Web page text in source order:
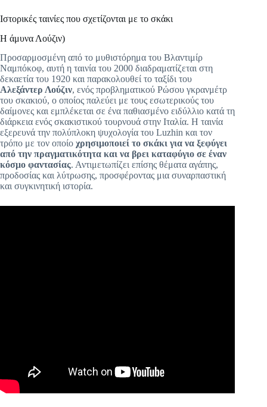
Ιστορικές ταινίες που σχετίζονται με το σκάκι
Η άμυνα Λούζιν)
Προσαρμοσμένη από το μυθιστόρημα του Βλαντιμίρ
Ναμπόκοφ, αυτή η ταινία του 2000 διαδραματίζεται στη
δεκαετία του 1920 και παρακολουθεί το ταξίδι του
Αλεξάντερ Λούζιν, ενός προβληματικού Ρώσου γκρανμέτρ
του σκακιού, ο οποίος παλεύει με τους εσωτερικούς του
δαίμονες και εμπλέκεται σε ένα παθιασμένο ειδύλλιο κατά τη
διάρκεια ενός σκακιστικού τουρνουά στην Ιταλία. Η ταινία
εξερευνά την πολύπλοκη ψυχολογία του Luzhin και τον
τρόπο με τον οποίο χρησιμοποιεί το σκάκι για να ξεφύγει
από την πραγματικότητα και να βρει καταφύγιο σε έναν
κόσμο φαντασίας. Αντιμετωπίζει επίσης θέματα αγάπης,
προδοσίας και λύτρωσης, προσφέροντας μια συναρπαστική
και συγκινητική ιστορία.